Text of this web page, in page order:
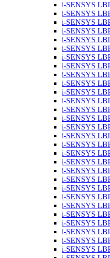
i-SENSYS
i-SENSYS
i-SENSYS
i-SENSYS
i-SENSYS
i-SENSYS
i-SENSYS
i-SENSYS
i-SENSYS
i-SENSYS
i-SENSYS
i-SENSYS
i-SENSYS
i-SENSYS
i-SENSYS
i-SENSYS
i-SENSYS
i-SENSYS
i-SENSYS
i-SENSYS
i-SENSYS
i-SENSYS
i-SENSYS
i-SENSYS
i-SENSYS
i-SENSYS
i-SENSYS
i-SENSYS
i-SENSYS